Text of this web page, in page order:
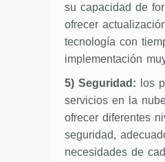
su capacidad de
ofrecer
tecnología con
implementación
5) Seguridad: los
servicios en la
ofrecer diferentes
seguridad,
necesidades de